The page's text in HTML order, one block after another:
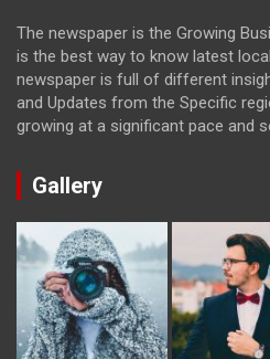
The newspaper is the Growing
is the best way to know latest
newspaper is full of different
and Updates from the Specific
growing at a significant pace and
Gallery